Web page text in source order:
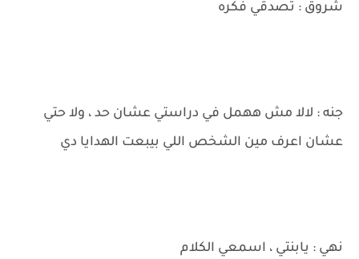
شروق : تصدقي فكره
جنه : لالا مش ههمل في دراستي عشان حد ، ولا حتي
عشان اعرف مين الشخص اللي بيبعت الهدايا دي
نهي : يابنتي ، اسمعي الكلام